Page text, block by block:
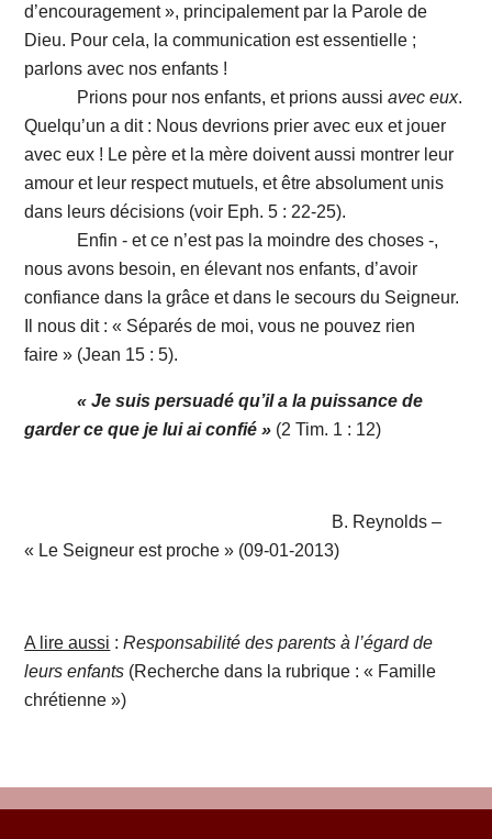
d’encouragement », principalement par la Parole de
Dieu. Pour cela, la communication est essentielle ;
parlons avec nos enfants !
Prions pour nos enfants, et prions aussiavec eux.
Quelqu’un a dit : Nous devrions prier avec eux et jouer
avec eux ! Le père et la mère doivent aussi montrer leur
amour et leur respect mutuels, et être absolument unis
dans leurs décisions (voir Eph. 5 : 22-25).
Enfin - et ce n’est pas la moindre des choses -,
nous avons besoin, en élevant nos enfants, d’avoir
confiance dans la grâce et dans le secours du Seigneur.
Il nous dit : « Séparés de moi, vous ne pouvez rien
faire » (Jean 15 : 5).
« Je suis persuadé qu’il a la puissance de
garder ce que je lui ai confié » (2 Tim. 1 : 12)
B. Reynolds –
« Le Seigneur est proche » (09-01-2013)
A lire aussi :Responsabilité des parents à l’égard de
leurs enfants (Recherche dans la rubrique : « Famille
chrétienne »)